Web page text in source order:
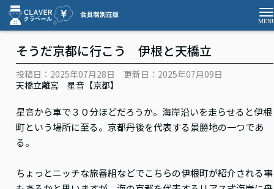
そうだ京都に行こう 伊根と天橋立
投稿日：2025年07月28日
更新日：2025年07月09日
天橋立離宮 星音【京都】
星音から車で３０分ほどだろうか。海岸沿いを走らせると伊根
町という場所に至る。京都丹後を代表する景勝地の一つであ
る。
ちょっとニッチな旅番組などでこちらの伊根町が紹介される事